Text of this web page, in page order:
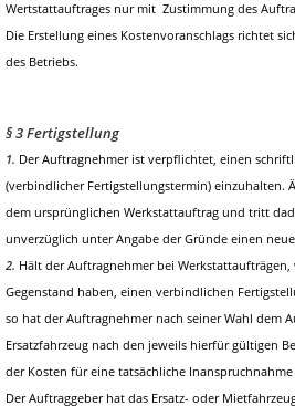
Wertstattauftrages nur mit Zustimmung des
Die Erstellung eines Kostenvoranschlags richtet
des Betriebs.
§ 3 Fertigstellung
1. Der Auftragnehmer ist verpflichtet, einen
(verbindlicher Fertigstellungstermin) einzuhalten.
dem ursprünglichen Werkstattauftrag und tritt
unverzüglich unter Angabe der Gründe einen
2. Hält der Auftragnehmer bei
Gegenstand haben, einen verbindlichen
so hat der Auftragnehmer nach seiner Wahl dem
Ersatzfahrzeug nach den jeweils hierfür gültigen
der Kosten für eine tatsächliche
Der Auftraggeber hat das Ersatz- oder